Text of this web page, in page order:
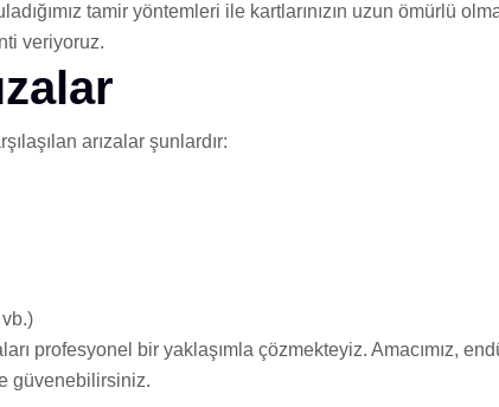
tamir yöntemleri ile kartlarınızın uzun ömürlü
veriyoruz.
arızalar şunlardır:
profesyonel bir yaklaşımla çözmekteyiz. Amacımız,
güvenebilirsiniz.